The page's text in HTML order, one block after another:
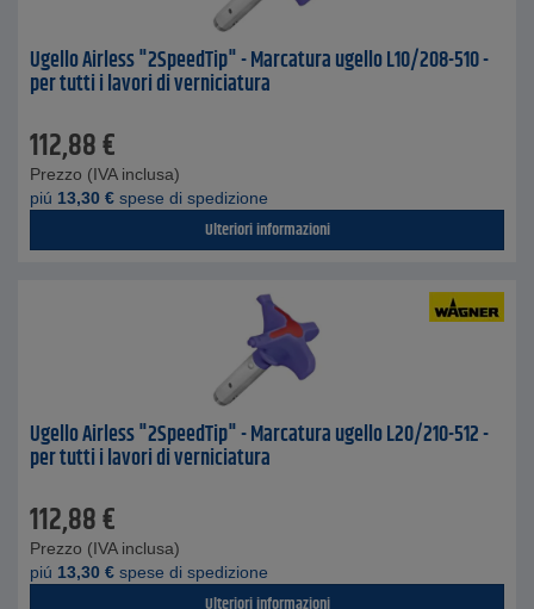
Ugello Airless "2SpeedTip" - Marcatura ugello L10/208-510 -
per tutti i lavori di verniciatura
112,88€
Prezzo (IVA inclusa)
piú 13,30 € spese di spedizione
Ulteriori informazioni
Ugello Airless "2SpeedTip" - Marcatura ugello L20/210-512 -
per tutti i lavori di verniciatura
112,88€
Prezzo (IVA inclusa)
piú 13,30 € spese di spedizione